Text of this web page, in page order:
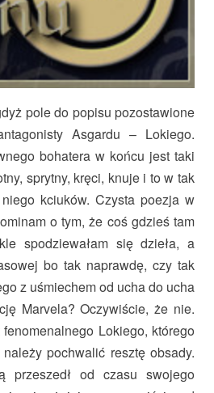
pole do popisu pozostawione
Asgardu – Lokiego.
bohatera w końcu jest taki
sprytny, kręci, knuje i to w tak
kciuków. Czysta poezja w
o tym, że coś gdzieś tam
spodziewałam się dzieła, a
bo tak naprawdę, czy tak
z uśmiechem od ucha do ucha
Marvela? Oczywiście, że nie.
Lokiego, którego
pochwalić resztę obsady.
przeszedł od czasu swojego